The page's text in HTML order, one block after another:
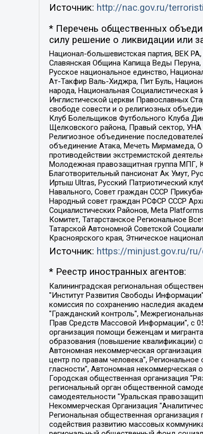
Источник: http://nac.gov.ru/
* Перечень общественных
силу решение о ликвидации или
Национал-большевистская партия, ВЕК
Славянская Община Капища Веды Перуна,
Русское национальное единство,
Ат-Такфир Валь-Хиджра, Пит Буль,
народа, Национальная
Инглистической церкви Православных
свободе совести и о религиозных
Клуб Болельщиков Футбольного Клуба
Щелковского района, Правый сектор, УНА
Религиозное объединение
объединение Атака, Мечеть Мирмамеда,
противодействии экстремистской
Молодежная правозащитная группа МПГ,
Благотворительный пансионат Ак Умут,
Иртыш Ultras, Русский Патриотический
Навального, Совет граждан СССР
Народный совет граждан РСФСР СССР
Социалистических Районов, Meta
Комитет, Татарстанское Региональное
Татарской Автономной Советской
Красноярского края, Этническое
Источник: https://minjust.gov.ru/
* Реестр иностранных агентов:
Калининградская региональная общественная организация "Экозащита!-Женсовет", Фонд содействия защите прав и свобод граждан "Общественный вердикт", Фонд "Институт Развития Свободы Информации", Частное учреждение "Информационное агентство МЕМО. РУ", Региональная общественная организация "Общественная комиссия по сохранению наследия академика Сахарова", Фонд поддержки свободы прессы, Санкт-Петербургская общественная правозащитная организация "Гражданский контроль", Межрегиональная общественная организация "Информационно-просветительский центр "Мемориал", Региональный Фонд "Центр Защиты Прав Средств Массовой Информации", с 05.12.2023 Фонд "Центр Защиты Прав Средств массовой информации", Региональная общественная благотворительная организация помощи беженцам и мигрантам "Гражданское содействие", Негосударственное образовательное учреждение дополнительного профессионального образования (повышение квалификации) специалистов "АКАДЕМИЯ ПО ПРАВАМ ЧЕЛОВЕКА", Свердловская региональная общественная организация "Сутяжник", Автономная некоммерческая организация "Центр независимых социологических исследований", Союз общественных объединений "Российский исследовательский центр по правам человека", Региональное общественное учреждение научно-информационный центр "МЕМОРИАЛ", Некоммерческая организация "Фонд защиты гласности", Автономная некоммерческая организация "Институт прав человека", Городская общественная организация "Екатеринбургское общество "МЕМОРИАЛ", Городская общественная организация "Рязанское историко-просветительское и правозащитное общество "Мемориал" (Рязанский Мемориал), Челябинский региональный орган общественной самодеятельности – женское общественное объединение "Женщины Евразии", Челябинский региональный орган общественной самодеятельности "Уральская правозащитная группа", Фонд содействия защите здоровья и социальной справедливости имени Андрея Рылькова, Автономная Некоммерческая Организация "Аналитический Центр Юрия Левады", Автономная некоммерческая организация социальной поддержки населения "Проект Апрель", Региональная общественная организация помощи женщинам и детям, находящимся в кризисной ситуации "Информационно-методический центр "Анна", Фонд содействия развитию массовых коммуникаций и правовому просвещению "Так-так-Так", Фонд содействия устойчивому развитию "Серебряная тайга", Свердловский региональный общественный фонд социальных проектов "Новое время", "Idel.Реалии", Кавказ.Реалии, Крым.Реалии, Телеканал Настоящее Время,